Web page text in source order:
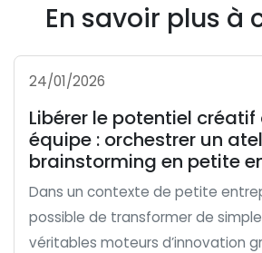
En savoir plus à
24/01/2026
Libérer le potentiel
équipe : orchestrer un
brainstorming en petite
Dans un contexte de petite
possible de transformer de
véritables moteurs d’innovation